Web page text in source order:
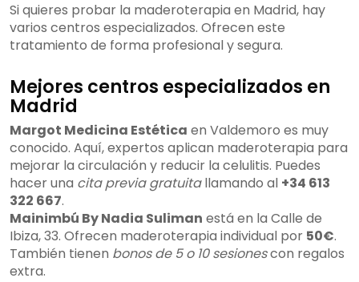
Si quieres probar la maderoterapia en Madrid, hay
varios centros especializados. Ofrecen este
tratamiento de forma profesional y segura.
Mejores centros especializados en
Madrid
Margot Medicina Estética en Valdemoro es muy
conocido. Aquí, expertos aplican maderoterapia para
mejorar la circulación y reducir la celulitis. Puedes
hacer una cita previa gratuitallamando al +34 613
322 667.
Mainimbú By Nadia Suliman está en la Calle de
Ibiza, 33. Ofrecen maderoterapia individual por 50€.
También tienen bonos de 5 o 10 sesionescon regalos
extra.